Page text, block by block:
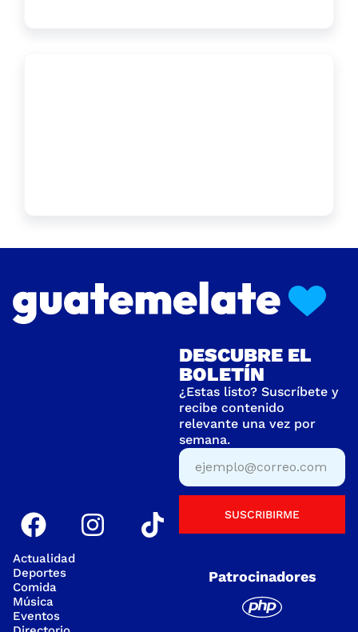
Actualidad
Deportes
Comida
Música
Eventos
DESCUBRE EL
BOLETÍN
¿Estas listo? Suscríbete y
recibe contenido
relevante una vez por
semana.
SUSCRIBIRME
Patrocinadores